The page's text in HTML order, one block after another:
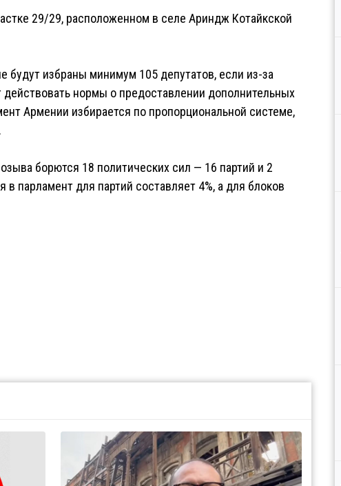
29/29, расположенном в селе Ариндж Котайкской
будут избраны минимум 105 депутатов, если из-за
действовать нормы о предоставлении дополнительных
Армении избирается по пропорциональной системе,
борются 18 политических сил — 16 партий и 2
парламент для партий составляет 4%, а для блоков